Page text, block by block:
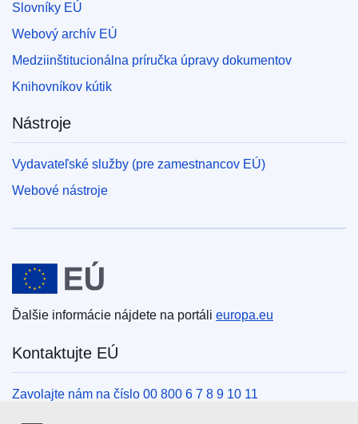
Slovníky EÚ
Webový archív EÚ
Medziinštitucionálna príručka úpravy dokumentov
Knihovníkov kútik
Nástroje
Vydavateľské služby (pre zamestnancov EÚ)
Webové nástroje
Európska únia
Ďalšie informácie nájdete na portáli europa.eu
Kontaktujte EÚ
Zavolajte nám na číslo 00 800 6 7 8 9 10 11
Iné spôsoby, ako nás kontaktovať telefonicky